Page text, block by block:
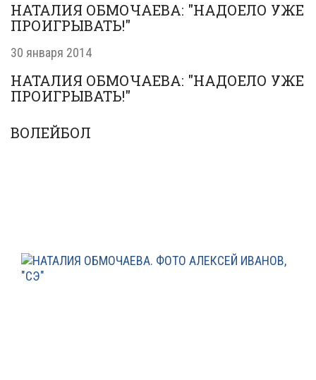
НАТАЛИЯ ОБМОЧАЕВА: "НАДОЕЛО УЖЕ
ПРОИГРЫВАТЬ!"
30 января 2014
НАТАЛИЯ ОБМОЧАЕВА: "НАДОЕЛО УЖЕ
ПРОИГРЫВАТЬ!"
ВОЛЕЙБОЛ